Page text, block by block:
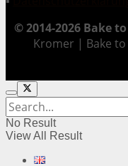
© 2014-2026 Bake
Kromer | Bake
No Result
View All Result